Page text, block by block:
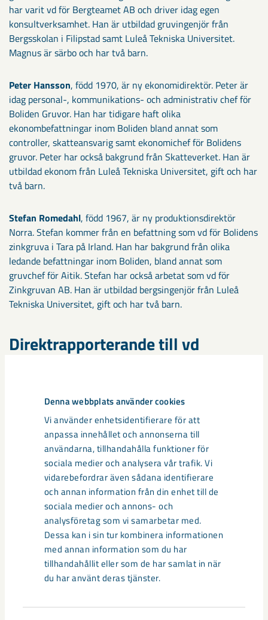
Denna webbplats använder cookies
Vi använder enhetsidentifierare för att
anpassa innehållet och annonserna till
användarna, tillhandahålla funktioner för
sociala medier och analysera vår trafik. Vi
vidarebefordrar även sådana identifierare
och annan information från din enhet till de
sociala medier och annons- och
analysföretag som vi samarbetar med.
Dessa kan i sin tur kombinera informationen
med annan information som du har
tillhandahållit eller som de har samlat in när
du har använt deras tjänster.
har varit vd för Bergteamet AB och driver idag egen
konsultverksamhet. Han är utbildad gruvingenjör från
Bergsskolan i Filipstad samt Luleå Tekniska Universitet.
Magnus är särbo och har två barn.
Peter Hansson, född 1970, är ny ekonomidirektör. Peter är
idag personal-, kommunikations- och administrativ chef för
Boliden Gruvor. Han har tidigare haft olika
ekonombefattningar inom Boliden bland annat som
controller, skatteansvarig samt ekonomichef för Bolidens
gruvor. Peter har också bakgrund från Skatteverket. Han är
utbildad ekonom från Luleå Tekniska Universitet, gift och har
två barn.
Stefan Romedahl, född 1967, är ny produktionsdirektör
Norra. Stefan kommer från en befattning som vd för Bolidens
zinkgruva i Tara på Irland. Han har bakgrund från olika
ledande befattningar inom Boliden, bland annat som
gruvchef för Aitik. Stefan har också arbetat som vd för
Zinkgruvan AB. Han är utbildad bergsingenjör från Luleå
Tekniska Universitet, gift och har två barn.
Direktrapporterande till vd
Kommunikationsdirektören.
Följande personer lämnar
LKAB:s koncernledning
Anders Furbeck, hållbarhetsdirektör
Frank Hojem, kommunikationsdirektör
Katarina Holmgren, ekonomidirektör
Monica Bellgran, direktör forskning och utveckling
Per-Erik Lindvall, direktör teknik- och affärsutveckling
Peter Schmid, marknadsdirektör
Informationen i detta pressmeddelande är sådan som LKAB ska
instrument och/eller lagen (2007:528) om